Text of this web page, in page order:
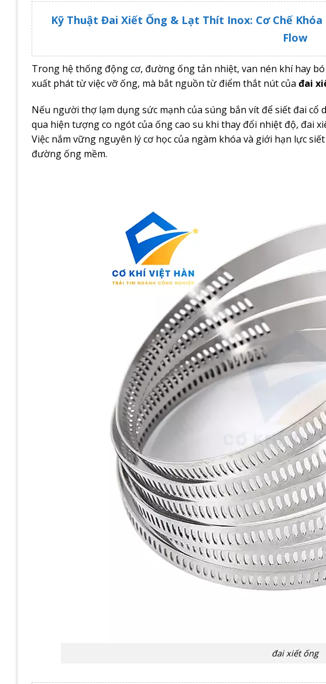
Kỹ Thuật Đai Xiết Ống & Lạt Thít Inox: Cơ Chế
Flow
Trong hệ thống động cơ, đường ống tản nhiệt, van nén khí hay
xuất phát từ việc vỡ ống, mà bắt nguồn từ điểm thắt nút của đai
Nếu người thợ lạm dụng sức mạnh của súng bắn vít để siết đai cổ
qua hiện tượng co ngót của ống cao su khi thay đổi nhiệt độ, đai
Việc nắm vững nguyên lý cơ học của ngàm khóa và giới hạn lực
đường ống mềm.
đai xiết ống